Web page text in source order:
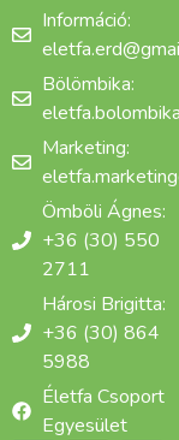
Információ:
Bölömbika:
Marketing:
Ömböli Ágnes:
+36 (30) 550
2711
Hárosi Brigitta:
+36 (30) 864
5988
Életfa Csoport
Egyesület